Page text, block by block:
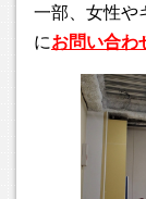
れませんが、順
ください！ お
2024.11.24
12月の営業日
ですが、28(土
スはお休み、
での通し営業
一部、女性や
にお問い合わ